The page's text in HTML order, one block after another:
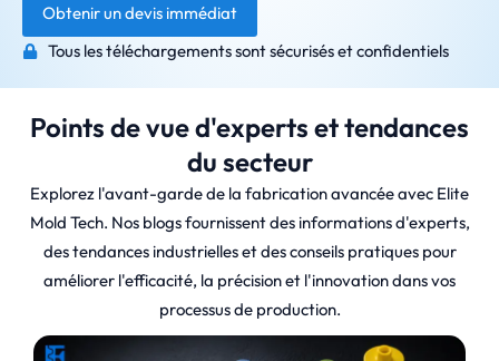
Obtenir un devis immédiat
Tous les téléchargements sont sécurisés et confidentiels
Points de vue d'experts et tendances
du secteur
Explorez l'avant-garde de la fabrication avancée avec Elite
Mold Tech. Nos blogs fournissent des informations d'experts,
des tendances industrielles et des conseils pratiques pour
améliorer l'efficacité, la précision et l'innovation dans vos
processus de production.